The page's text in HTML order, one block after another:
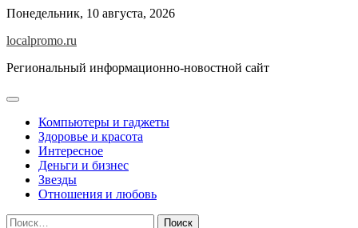
Перейти
содержимому
Понедельник, 10 августа, 2026
localpromo.ru
Региональный информационно-новостной сайт
Компьютеры и гаджеты
Здоровье и красота
Интересное
Деньги и бизнес
Звезды
Отношения и любовь
Найти: